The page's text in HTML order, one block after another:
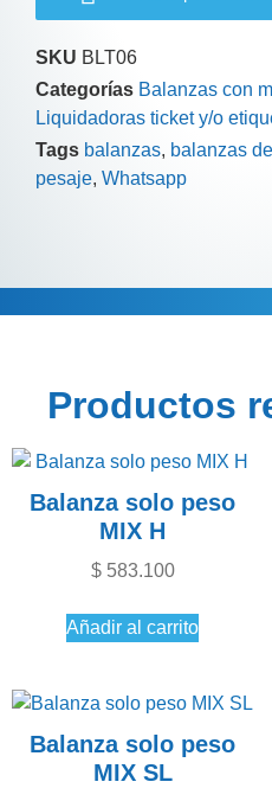
SKU BLT06
Categorías Balanzas con
Liquidadoras ticket y/o
Tags balanzas, balanzas
pesaje, Whatsapp
Descripción
Productos
Balanza solo peso
MIX H
$583.100
Añadir al carrito
Balanza solo peso
MIX SL